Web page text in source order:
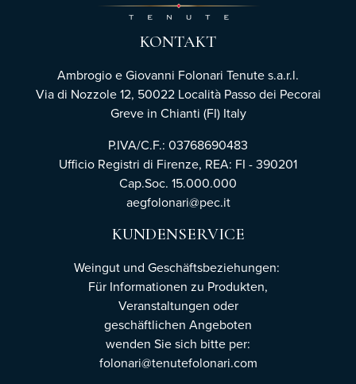
KONTAKT
Ambrogio e Giovanni Folonari Tenute s.a.r.l.
Via di Nozzole 12, 50022 Località Passo dei Pecorai
Greve in Chianti (FI) Italy
P.IVA/C.F.: 03768690483
Ufficio Registri di Firenze, REA: FI - 390201
Cap.Soc. 15.000.000
aegfolonari@pec.it
KUNDENSERVICE
Weingut und Geschäftsbeziehungen:
Für Informationen zu Produkten,
Veranstaltungen oder
geschäftlichen Angeboten
wenden Sie sich bitte per:
folonari@tenutefolonari.com